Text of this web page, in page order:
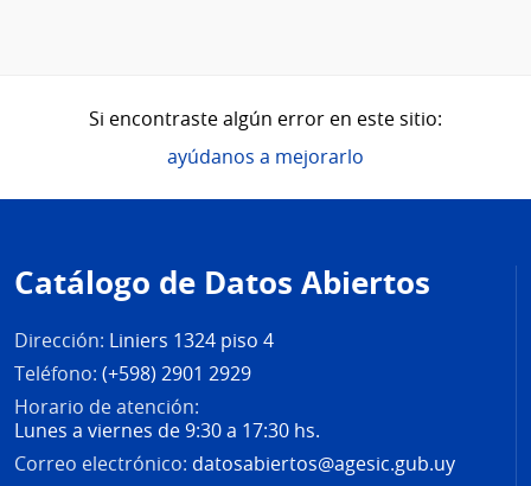
Si encontraste algún error en este sitio:
ayúdanos a mejorarlo
de
página
Catálogo de Datos Abiertos
Dirección: Liniers 1324 piso 4
Teléfono: (+598) 2901 2929
Horario de atención:
Lunes a viernes de 9:30 a 17:30 hs.
Correo electrónico: datosabiertos@agesic.gub.uy